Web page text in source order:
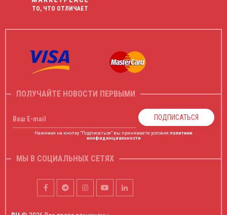
ТО, ЧТО ОТЛИЧАЕТ
ПОЛУЧАЙТЕ НОВОСТИ ПЕРВЫМИ
Ваш E-mail ПОДПИСАТЬСЯ
Нажимая на кнопку "Подписаться" вы принимаете условия политики
конфиденциальности
МЫ В СОЦИАЛЬНЫХ СЕТЯХ